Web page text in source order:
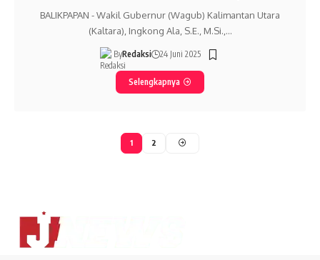
BALIKPAPAN - Wakil Gubernur (Wagub) Kalimantan Utara
(Kaltara), Ingkong Ala, S.E., M.Si.,…
ByRedaksi 24 Juni 2025
Selengkapnya
1 2